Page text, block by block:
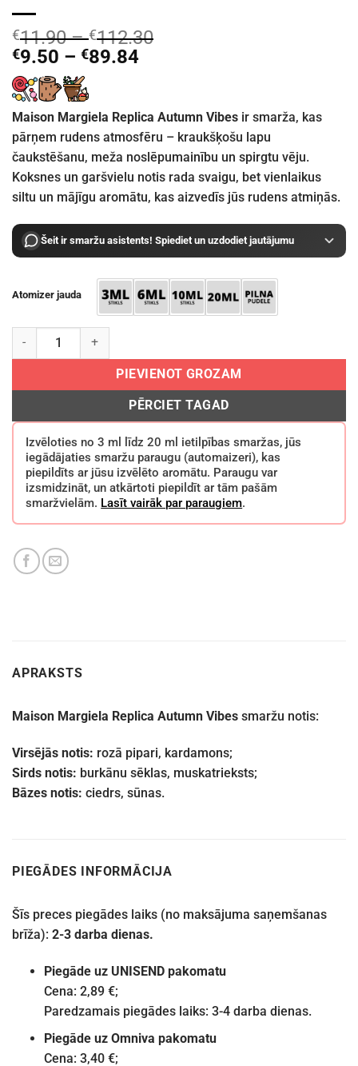
€11.90–€112.30
€9.50 – €89.84
Maison Margiela Replica Autumn Vibes ir smarža, kas
pārņem rudens atmosfēru – kraukšķošu lapu
čaukstēšanu, meža noslēpumainību un spirgtu vēju.
Koksnes un garšvielu notis rada svaigu, bet vienlaikus
siltu un mājīgu aromātu, kas aizvedīs jūs rudens atmiņās.
Šeit ir smaržu asistents! Spiediet un uzdodiet jautājumu
Atomizer jauda
Maison Margiela Autumn Vibes EDT daudzums
PIEVIENOT GROZAM
PĒRCIET TAGAD
Izvēloties no 3 ml līdz 20 ml ietilpības smaržas, jūs
iegādājaties smaržu paraugu (automaizeri), kas
piepildīts ar jūsu izvēlēto aromātu. Paraugu var
izsmidzināt, un atkārtoti piepildīt ar tām pašām
smaržvielām. Lasīt vairāk par paraugiem.
APRAKSTS
Maison Margiela Replica Autumn Vibes smaržu notis:
Virsējās notis: rozā pipari, kardamons;
Sirds notis: burkānu sēklas, muskatrieksts;
Bāzes notis: ciedrs, sūnas.
PIEGĀDES INFORMĀCIJA
Šīs preces piegādes laiks (no maksājuma saņemšanas
brīža): 2-3 darba dienas.
Piegāde uz UNISEND pakomatu
Cena: 2,89 €;
Paredzamais piegādes laiks: 3-4 darba dienas.
Piegāde uz Omniva pakomatu
Cena: 3,40 €;